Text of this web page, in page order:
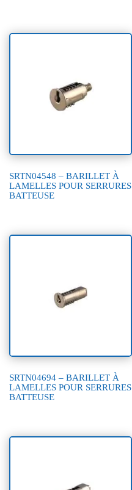
SRTN04548 – BARILLET À
LAMELLES POUR SERRURES
BATTEUSE
SRTN04694 – BARILLET À
LAMELLES POUR SERRURES
BATTEUSE